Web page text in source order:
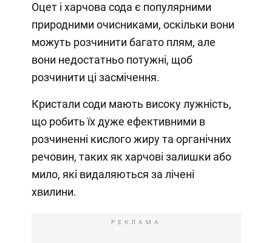
Оцет і харчова сода є популярними
природними очисниками, оскільки вони
можуть розчинити багато плям, але
вони недостатньо потужні, щоб
розчинити ці засмічення.
Кристали соди мають високу лужність,
що робить їх дуже ефективними в
розчиненні кислого жиру та органічних
речовин, таких як харчові залишки або
мило, які видаляються за лічені
хвилини.
РЕКЛАМА